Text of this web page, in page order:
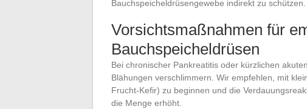
Bauchspeicheldrüsengewebe indirekt zu schützen.
Vorsichtsmaßnahmen für
Bauchspeicheldrüsen
Bei chronischer Pankreatitis oder kürzlichen
Blähungen verschlimmern. Wir empfehlen, mit
Frucht-Kefir) zu beginnen und die
die Menge erhöht.